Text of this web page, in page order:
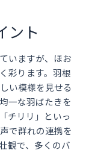
ント
いますが、ほお
彩ります。羽根
い模様を見せる
一な羽ばたきを
チリリ」といっ
で群れの連携を
観で、多くのバ